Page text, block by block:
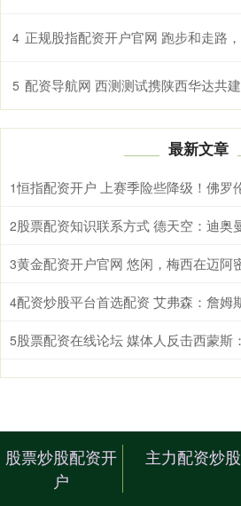
4 正规股指配资开户官网 跑步和走路，谁更
5 配资导航网 西测测试携陕西华达共建全链条协同体
最新文章
1
2
3
4
5
股票炒股配资开
户
主力配资炒股